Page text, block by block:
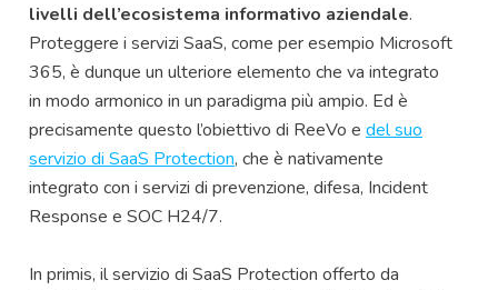
livelli dell’ecosistema informativo aziendale.
Proteggere i servizi SaaS, come per esempio Microsoft
365, è dunque un ulteriore elemento che va integrato
in modo armonico in un paradigma più ampio. Ed è
precisamente questo l’obiettivo di ReeVo e del suo
servizio di SaaS Protection, che è nativamente
integrato con i servizi di prevenzione, difesa, Incident
Response e SOC H24/7.
In primis, il servizio di SaaS Protection offerto da